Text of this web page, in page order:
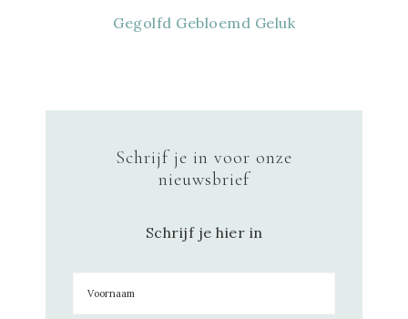
Gegolfd Gebloemd Geluk
Schrijf je in voor onze
nieuwsbrief
Schrijf je hier in